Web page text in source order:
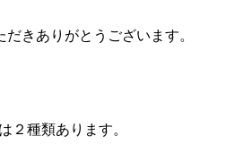
きありがとうございます。
２種類あります。